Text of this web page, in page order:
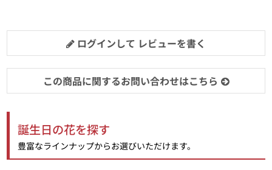
ログインして レビューを書く
この商品に関するお問い合わせはこちら
誕生日の花を探す
豊富なラインナップからお選びいただけます。